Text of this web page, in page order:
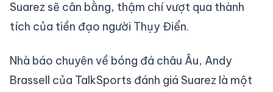
Suarez sẽ cân bằng, thậm chí vượt qua thành
tích của tiền đạo người Thụy Điển.
Nhà báo chuyên về bóng đá châu Âu, Andy
Brassell của TalkSports đánh giá Suarez là một